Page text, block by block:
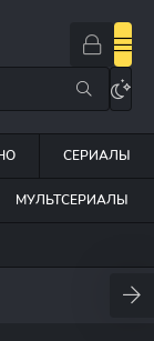
СЕРИАЛЫ
МУЛЬТСЕРИАЛЫ